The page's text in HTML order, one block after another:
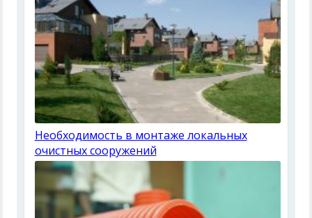
Необходимость в монтаже локальных
очистных сооружений